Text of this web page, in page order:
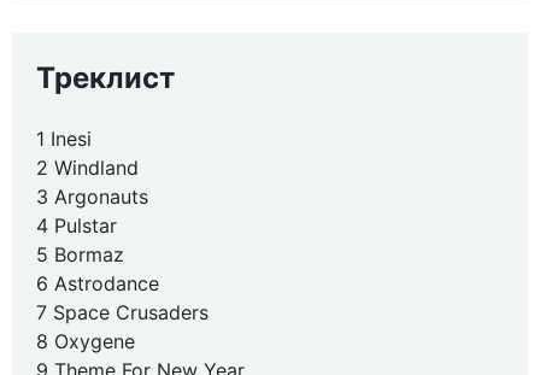
Треклист
1 Inesi
2 Windland
3 Argonauts
4 Pulstar
5 Bormaz
6 Astrodance
7 Space Crusaders
8 Oxygene
9 Theme For New Year